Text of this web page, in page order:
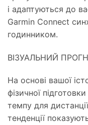
і адаптуються до
Garmin Connect
годинником.
ВІЗУАЛЬНИЙ
На основі вашої
фізичної
темпу для
тенденції